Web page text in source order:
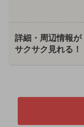
詳細・周辺情報が
サクサク見れる！